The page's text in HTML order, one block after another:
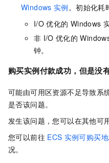
Windows 实例。初始化耗
I/O 优化的 Windows
非 I/O 优化的
钟。
购买实例付款成功，但是没
可能由可用区资源不足导致系
是否该问题。
发生该问题，您可以在其他可
您可以前往 ECS 实例可购买
况。